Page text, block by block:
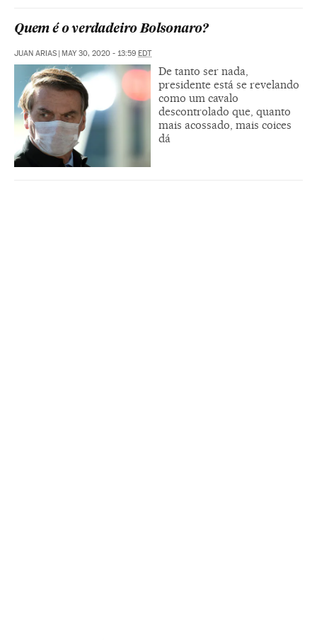
Quem é o verdadeiro Bolsonaro?
JUAN ARIAS | MAY 30, 2020 - 13:59 EDT
De tanto ser nada,
presidente está se revelando
como um cavalo
descontrolado que, quanto
mais acossado, mais coices
dá